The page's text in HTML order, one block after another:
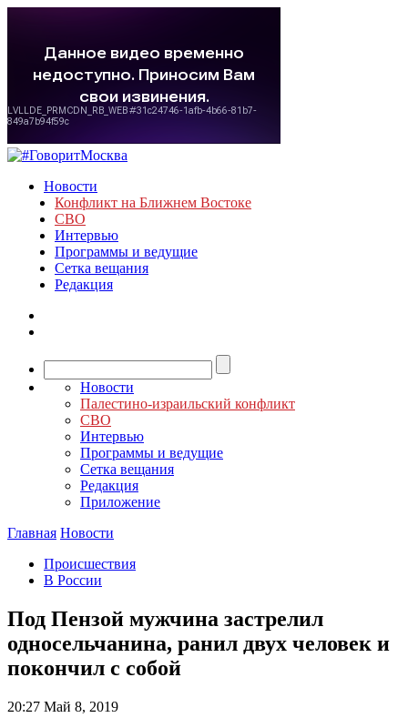
Новости
Конфликт на Ближнем Востоке
СВО
Интервью
Программы и ведущие
Сетка вещания
Редакция
Новости
Палестино-израильский конфликт
СВО
Интервью
Программы и ведущие
Сетка вещания
Редакция
Приложение
Главная Новости
Происшествия
В России
Под Пензой мужчина застрелил
односельчанина, ранил двух человек и
покончил с собой
20:27 Май 8, 2019